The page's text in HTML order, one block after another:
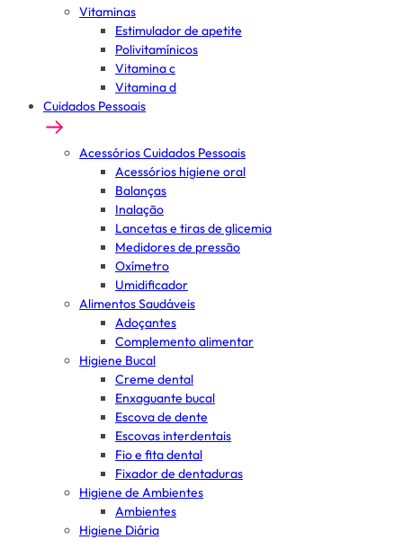
Vitaminas
Estimulador de apetite
Polivitamínicos
Vitamina c
Vitamina d
Cuidados Pessoais
Acessórios Cuidados Pessoais
Acessórios higiene oral
Balanças
Inalação
Lancetas e tiras de glicemia
Medidores de pressão
Oxímetro
Umidificador
Alimentos Saudáveis
Adoçantes
Complemento alimentar
Higiene Bucal
Creme dental
Enxaguante bucal
Escova de dente
Escovas interdentais
Fio e fita dental
Fixador de dentaduras
Higiene de Ambientes
Ambientes
Higiene Diária